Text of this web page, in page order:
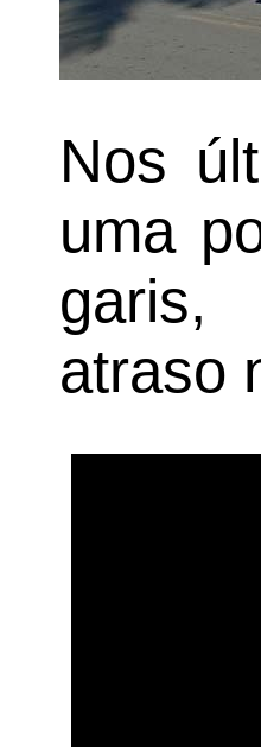
Nos
uma
garis,
atraso